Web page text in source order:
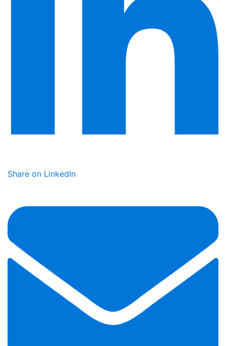
Share on LinkedIn